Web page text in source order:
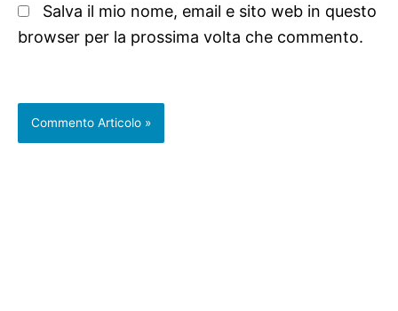
Salva il mio nome, email e sito web in questo
browser per la prossima volta che commento.